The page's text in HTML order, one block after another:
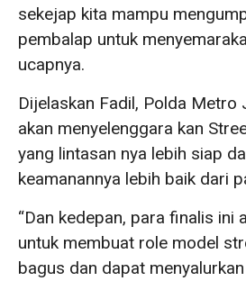
sekejap kita mampu
pembalap untuk
ucapnya.
Dijelaskan Fadil, Polda Metro
akan menyelenggara kan
yang lintasan nya lebih siap
keamanannya lebih baik dari
“Dan kedepan, para finalis ini
untuk membuat role model
bagus dan dapat